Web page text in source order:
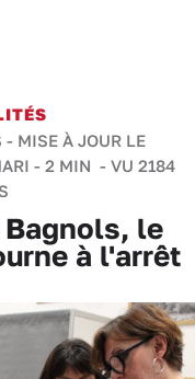
MISE À JOUR LE
- 2 MIN - VU 2184
Bagnols, le
à l'arrêt